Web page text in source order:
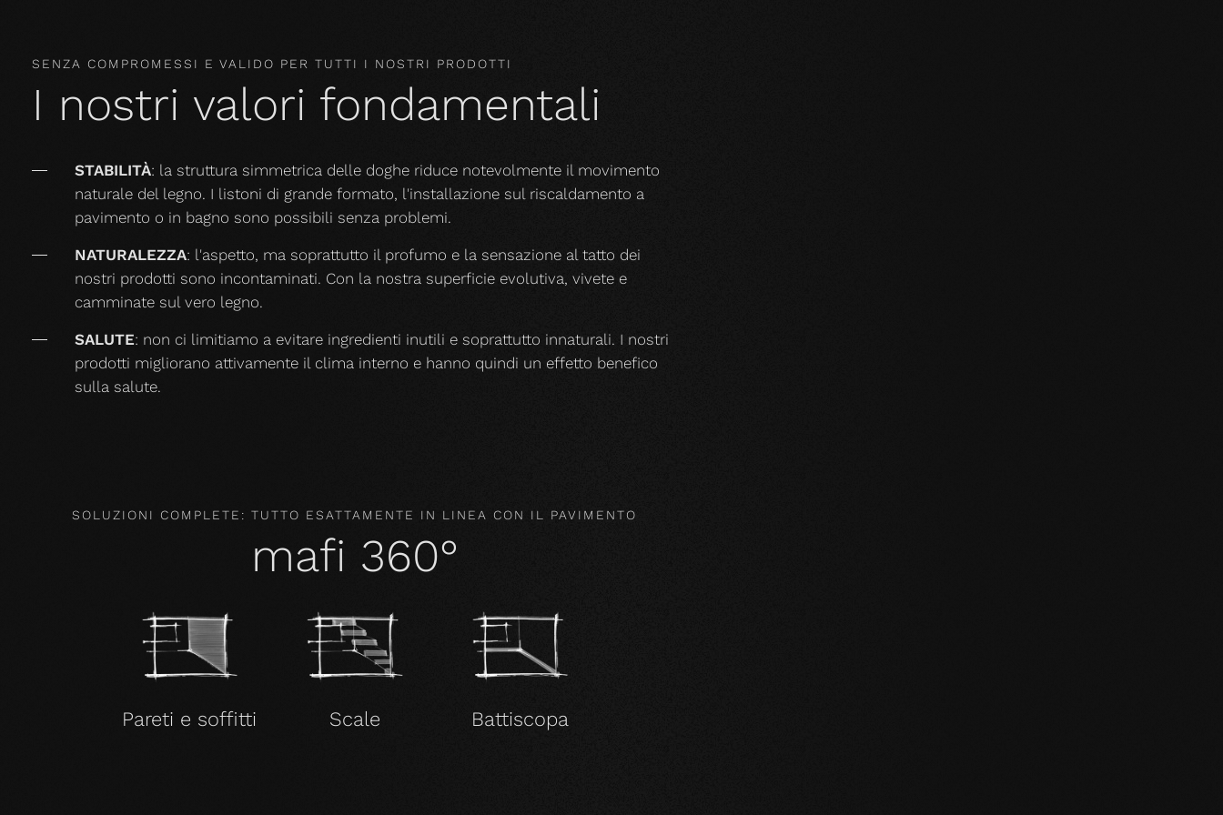
SENZA COMPROMESSI E VALIDO PER TUTTI I NOSTRI PRODOTTI
I nostri valori fondamentali
STABILITÀ: la struttura simmetrica delle doghe riduce notevolmente il movimento
naturale del legno. I listoni di grande formato, l'installazione sul riscaldamento a
pavimento o in bagno sono possibili senza problemi.
NATURALEZZA: l'aspetto, ma soprattutto il profumo e la sensazione al tatto dei
nostri prodotti sono incontaminati. Con la nostra superficie evolutiva, vivete e
camminate sul vero legno.
SALUTE: non ci limitiamo a evitare ingredienti inutili e soprattutto innaturali. I nostri
prodotti migliorano attivamente il clima interno e hanno quindi un effetto benefico
sulla salute.
SOLUZIONI COMPLETE: TUTTO ESATTAMENTE IN LINEA CON IL PAVIMENTO
mafi 360°
Pareti e soffitti Scale Battiscopa